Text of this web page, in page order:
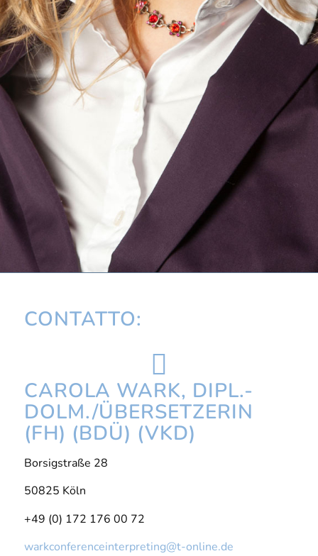
CONTATTO:
CAROLA WARK, DIPL.-
DOLM./ÜBERSETZERIN
(FH) (BDÜ) (VKD)
Borsigstraße 28
50825 Köln
+49 (0) 172 176 00 72
warkconferenceinterpreting@t-online.de